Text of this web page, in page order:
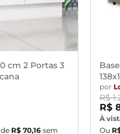
comprovante de
da entrega, por subir
e/ou corredores de sua
cm 2 Portas 3
R$ 70,16 sem
por
R$ 1.
R$
À
Ou